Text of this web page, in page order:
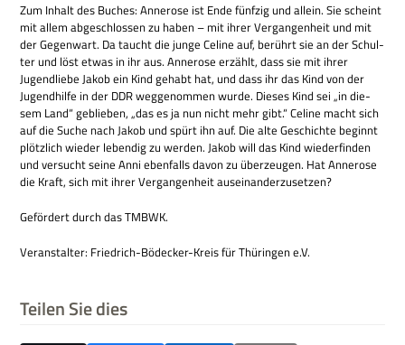
Zum Inhalt des Buches: Anne­rose ist Ende fünf­zig und allein. Sie scheint
mit allem abge­schlos­sen zu haben – mit ihrer Ver­gan­gen­heit und mit
der Gegen­wart. Da taucht die junge Celine auf, berührt sie an der Schul­
ter und löst etwas in ihr aus. Anne­rose erzählt, dass sie mit ihrer
Jugend­liebe Jakob ein Kind gehabt hat, und dass ihr das Kind von der
Jugend­hilfe in der DDR weg­ge­nom­men wurde. Die­ses Kind sei „in die­
sem Land“ geblie­ben, „das es ja nun nicht mehr gibt.“ Celine macht sich
auf die Suche nach Jakob und spürt ihn auf. Die alte Geschichte beginnt
plötz­lich wie­der leben­dig zu wer­den. Jakob will das Kind wie­der­fin­den
und ver­sucht seine Anni eben­falls davon zu über­zeu­gen. Hat Anne­rose
die Kraft, sich mit ihrer Ver­gan­gen­heit auseinanderzusetzen?
Geför­dert durch das TMBWK.
Ver­an­stal­ter: Fried­rich-Bödecker-Kreis für Thü­rin­gen e.V.
Teilen Sie dies